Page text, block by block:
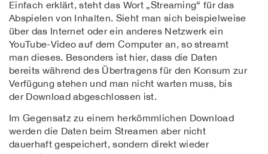
Einfach erklärt, steht das Wort „Streaming“ für das
Abspielen von Inhalten. Sieht man sich beispielweise
über das Internet oder ein anderes Netzwerk ein
YouTube-Video auf dem Computer an, so streamt
man dieses. Besonders ist hier, dass die Daten
bereits während des Übertragens für den Konsum zur
Verfügung stehen und man nicht warten muss, bis
der Download abgeschlossen ist.
Im Gegensatz zu einem herkömmlichen Download
werden die Daten beim Streamen aber nicht
dauerhaft gespeichert, sondern direkt wieder